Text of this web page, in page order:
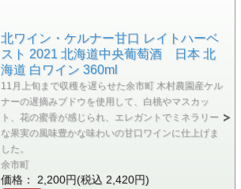
北ワイン・ケルナー甘口 レイトハーベ
スト 2021 北海道中央葡萄酒 日本 北
海道 白ワイン 360ml
11月上旬まで収穫を遅らせた余市町 木村農園産ケル
ナーの遅摘みブドウを使用して、白桃やマスカッ
ト、花の蜜香が感じられ、エレガントでミネラリー
な果実の風味豊かな味わいの甘口ワインに仕上げま
した。
余市町
価格： 2,200円(税込 2,420円)